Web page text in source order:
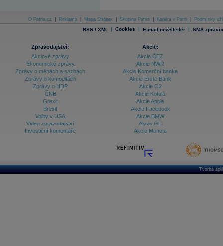
O Patria.cz Reklama Mapa Stránek Skupina Patria Kariéra v Patrii Podmínky
RSS / XML | Cookies | E-mail newsletter | SMS
Zpravodajství:
Akciové zprávy
Ekonomické zprávy
Zprávy o měnách a sazbách
Zprávy o komoditách
Zprávy o HDP
ČNB
Grexit
Brexit
Volby v USA
Video zpravodajství
Investiční komentáře
Akcie:
Akcie ČEZ
Akcie NWR
Akcie Komerční banka
Akcie Erste Bank
Akcie O2
Akcie Kofola
Akcie Apple
Akcie Facebook
Akcie BMW
Akcie GE
Akcie Moneta
Tvorba